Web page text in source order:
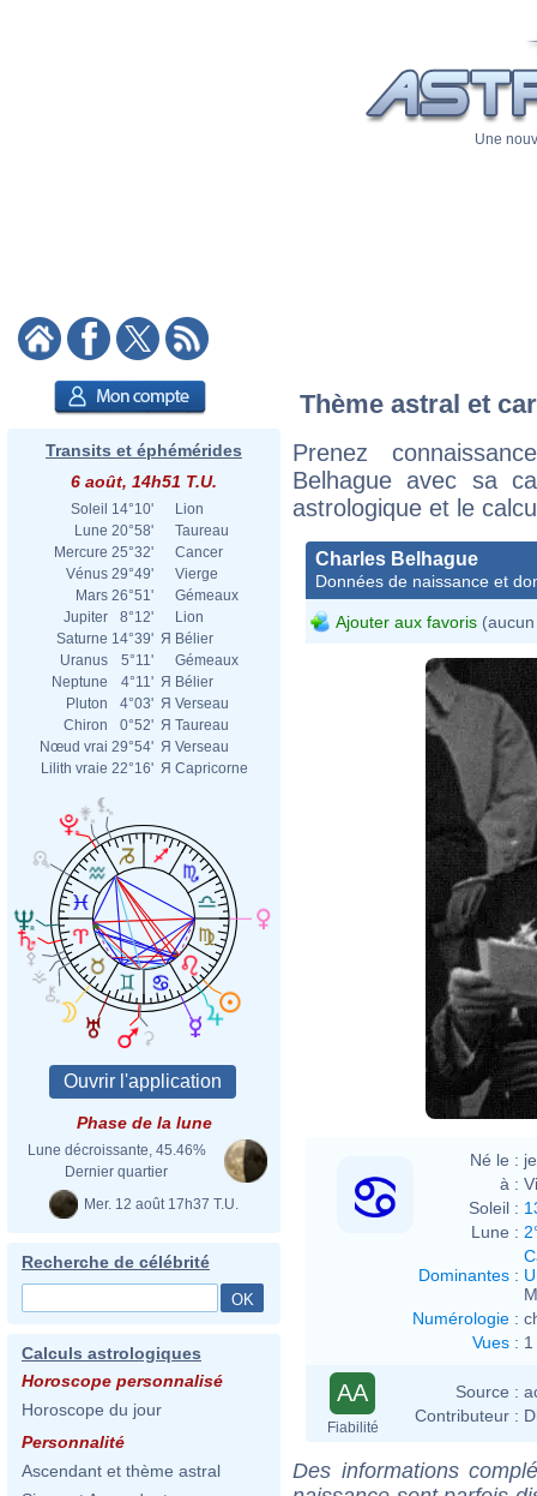
Une
Transits et éphémérides
6 août, 14h51 T.U.
Soleil 14°10'
Lion
Lune 20°58'
Taureau
Mercure 25°32'
Cancer
Vénus 29°49'
Vierge
Mars 26°51'
Gémeaux
Jupiter
8°12'
Lion
Saturne 14°39' Я Bélier
Uranus
5°11'
Gémeaux
Neptune
4°11' Я Bélier
Pluton
4°03' Я Verseau
Chiron
0°52' Я Taureau
Nœud vrai 29°54' Я Verseau
Lilith vraie 22°16' Я Capricorne
Phase de la lune
Lune décroissante, 45.46%
Dernier quartier
Mer. 12 août 17h37 T.U.
Recherche de célébrité
Calculs astrologiques
Horoscope personnalisé
Horoscope du jour
Personnalité
Ascendant et thème astral
Thème astral et
Prenez
Belhague avec sa
astrologique et le
Charles Belhague
Données de naissance et
Ajouter aux favoris
Né le :
à :
Soleil :
Lune :
Dominantes :
Numérologie :
Vues :
AA
Fiabilité
Source :
Contributeur :
Des informations